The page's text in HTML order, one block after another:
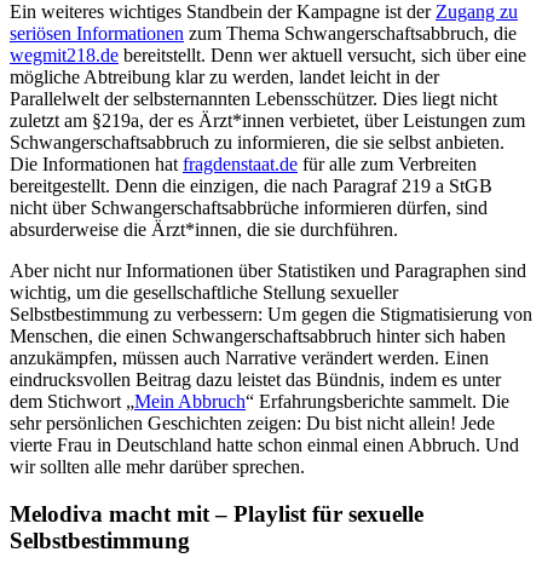
Ein weiteres wichtiges Standbein der Kampagne ist der Zugang zu
seriösen Informationen zum Thema Schwangerschaftsabbruch, die
wegmit218.de bereitstellt. Denn wer aktuell versucht, sich über eine
mögliche Abtreibung klar zu werden, landet leicht in der
Parallelwelt der selbsternannten Lebensschützer. Dies liegt nicht
zuletzt am §219a, der es Ärzt*innen verbietet, über Leistungen zum
Schwangerschaftsabbruch zu informieren, die sie selbst anbieten.
Die Informationen hat fragdenstaat.de für alle zum Verbreiten
bereitgestellt. Denn die einzigen, die nach Paragraf 219 a StGB
nicht über Schwangerschaftsabbrüche informieren dürfen, sind
absurderweise die Ärzt*innen, die sie durchführen.
Aber nicht nur Informationen über Statistiken und Paragraphen sind
wichtig, um die gesellschaftliche Stellung sexueller
Selbstbestimmung zu verbessern: Um gegen die Stigmatisierung von
Menschen, die einen Schwangerschaftsabbruch hinter sich haben
anzukämpfen, müssen auch Narrative verändert werden. Einen
eindrucksvollen Beitrag dazu leistet das Bündnis, indem es unter
dem Stichwort „Mein Abbruch“ Erfahrungsberichte sammelt. Die
sehr persönlichen Geschichten zeigen: Du bist nicht allein! Jede
vierte Frau in Deutschland hatte schon einmal einen Abbruch. Und
wir sollten alle mehr darüber sprechen.
Melodiva macht mit – Playlist für sexuelle
Selbstbestimmung